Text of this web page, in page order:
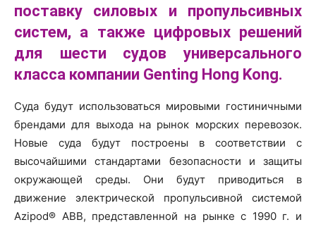
поставку силовых и пропульсивных
систем, а также цифровых решений
для шести судов универсального
класса компании Genting Hong Kong.
Суда будут использоваться мировыми гостиничными
брендами для выхода на рынок морских перевозок.
Новые суда будут построены в соответствии с
высочайшими стандартами безопасности и защиты
окружающей среды. Они будут приводиться в
движение электрической пропульсивной системой
Azipod® ABB, представленной на рынке с 1990 г. и